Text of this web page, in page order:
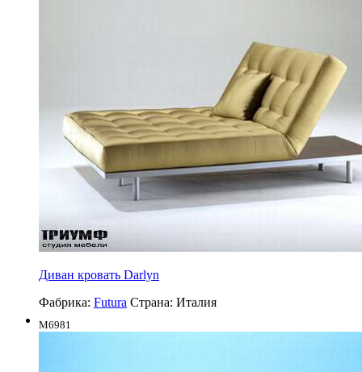
Диван кровать Darlyn
Фабрика: Futura Страна: Италия
M6981